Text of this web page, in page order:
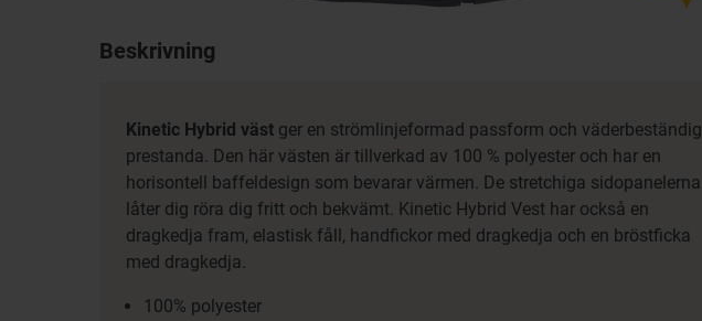
Beskrivning
Kinetic Hybrid väst ger en strömlinjeformad passform och väderbeständig
prestanda. Den här västen är tillverkad av 100 % polyester och har en
horisontell baffeldesign som bevarar värmen. De stretchiga sidopanelerna
låter dig röra dig fritt och bekvämt. Kinetic Hybrid Vest har också en
dragkedja fram, elastisk fåll, handfickor med dragkedja och en bröstficka
med dragkedja.
100% polyester